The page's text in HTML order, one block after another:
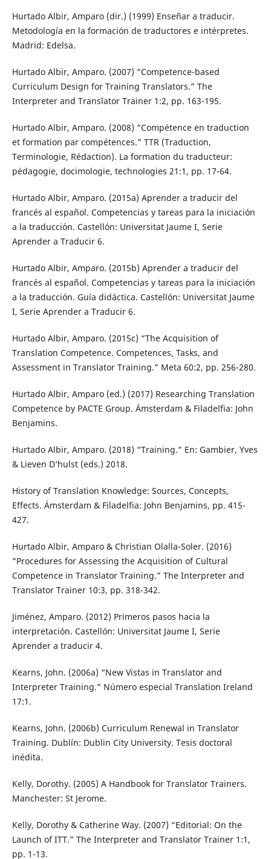
Hurtado Albir, Amparo (dir.) (1999) Enseñar a traducir.
Metodología en la formación de traductores e intérpretes.
Madrid: Edelsa.
Hurtado Albir, Amparo. (2007) “Competence-based
Curriculum Design for Training Translators.” The
Interpreter and Translator Trainer 1:2, pp. 163-195.
Hurtado Albir, Amparo. (2008) “Compétence en traduction
et formation par compétences.” TTR (Traduction,
Terminologie, Rédaction). La formation du traducteur:
pédagogie, docimologie, technologies 21:1, pp. 17-64.
Hurtado Albir, Amparo. (2015a) Aprender a traducir del
francés al español. Competencias y tareas para la iniciación
a la traducción. Castellón: Universitat Jaume I, Serie
Aprender a Traducir 6.
Hurtado Albir, Amparo. (2015b) Aprender a traducir del
francés al español. Competencias y tareas para la iniciación
a la traducción. Guía didáctica. Castellón: Universitat Jaume
I, Serie Aprender a Traducir 6.
Hurtado Albir, Amparo. (2015c) “The Acquisition of
Translation Competence. Competences, Tasks, and
Assessment in Translator Training.” Meta 60:2, pp. 256-280.
Hurtado Albir, Amparo (ed.) (2017) Researching Translation
Competence by PACTE Group. Ámsterdam & Filadelfia: John
Benjamins.
Hurtado Albir, Amparo. (2018) “Training.” En: Gambier, Yves
& Lieven D’hulst (eds.) 2018.
History of Translation Knowledge: Sources, Concepts,
Effects. Ámsterdam & Filadelfia: John Benjamins, pp. 415-
427.
Hurtado Albir, Amparo & Christian Olalla-Soler. (2016)
“Procedures for Assessing the Acquisition of Cultural
Competence in Translator Training.” The Interpreter and
Translator Trainer 10:3, pp. 318-342.
Jiménez, Amparo. (2012) Primeros pasos hacia la
interpretación. Castellón: Universitat Jaume I, Serie
Aprender a traducir 4.
Kearns, John. (2006a) “New Vistas in Translator and
Interpreter Training.” Número especial Translation Ireland
17:1.
Kearns, John. (2006b) Curriculum Renewal in Translator
Training. Dublín: Dublin City University. Tesis doctoral
inédita.
Kelly, Dorothy. (2005) A Handbook for Translator Trainers.
Manchester: St Jerome.
Kelly, Dorothy & Catherine Way. (2007) “Editorial: On the
Launch of ITT.” The Interpreter and Translator Trainer 1:1,
pp. 1-13.